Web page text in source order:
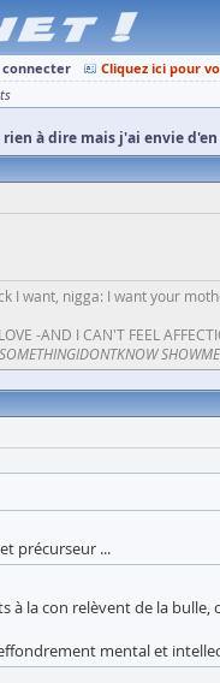
connecter Cliquez ici pour
rien à dire mais j'ai envie
I want, nigga: I want your
-AND I CAN'T FEEL
précurseur ...
à la con relèvent de la
mental et